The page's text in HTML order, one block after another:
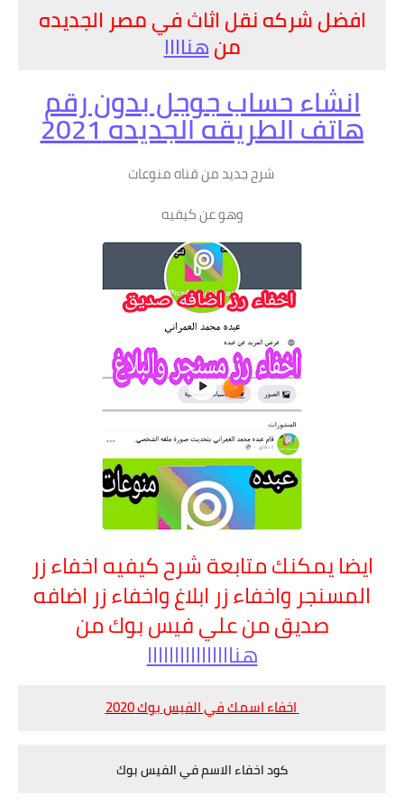
افضل شركه نقل اثاث في مصر الجديده
منهناااا
انشاء حساب جوجل بدون رقم
هاتف الطريقه الجديده 2021
شرح جديد من قناه منوعات
وهو عن كيفيه
ايضا يمكنك متابعة شرح كيفيه اخفاء زر
المسنجر واخفاء زر ابلاغ واخفاء زر اضافه
صديق من علي فيس بوك من
هناااااااااااااااا
اخفاء اسمك في الفيس بوك 2020
كود اخفاء الاسم في الفيس بوك